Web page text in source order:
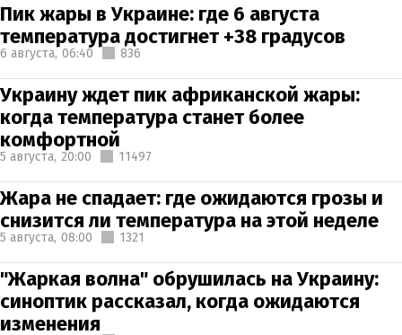
Пик жары в Украине: где 6 августа
температура достигнет +38 градусов
6 августа, 06:40 836
Украину ждет пик африканской жары:
когда температура станет более
комфортной
5 августа, 20:00 11497
Жара не спадает: где ожидаются грозы и
снизится ли температура на этой неделе
5 августа, 08:00 1321
"Жаркая волна" обрушилась на Украину:
синоптик рассказал, когда ожидаются
изменения